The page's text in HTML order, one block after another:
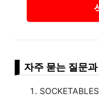
자주 묻는 질문